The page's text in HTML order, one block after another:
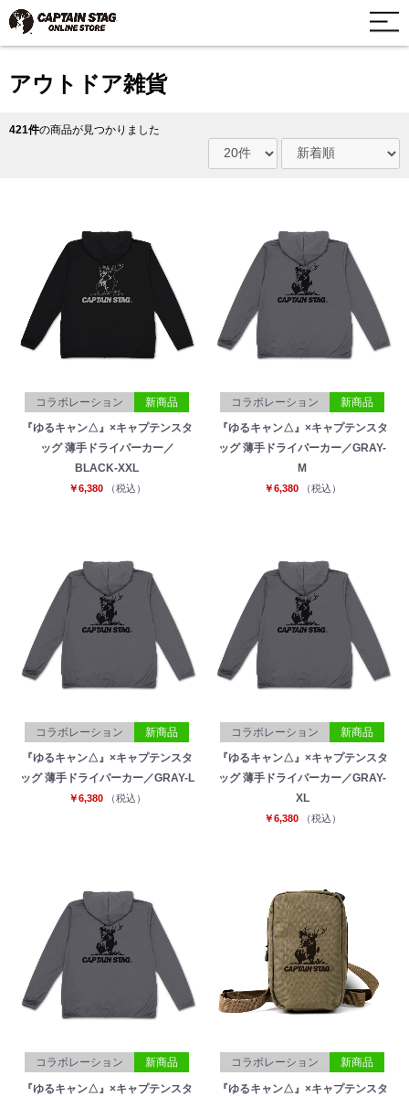
アウトドア雑貨
421件の商品が見つかりました
コラボレーション 新商品
『ゆるキャン△』×キャプテンスタ
ッグ 薄手ドライパーカー／
BLACK-XXL
￥6,380 （税込）
コラボレーション 新商品
『ゆるキャン△』×キャプテンスタ
ッグ 薄手ドライパーカー／GRAY-
M
￥6,380 （税込）
コラボレーション 新商品
『ゆるキャン△』×キャプテンスタ
ッグ 薄手ドライパーカー／GRAY-L
￥6,380 （税込）
コラボレーション 新商品
『ゆるキャン△』×キャプテンスタ
ッグ 薄手ドライパーカー／GRAY-
XL
￥6,380 （税込）
コラボレーション 新商品
『ゆるキャン△』×キャプテンスタ
コラボレーション 新商品
『ゆるキャン△』×キャプテンスタ